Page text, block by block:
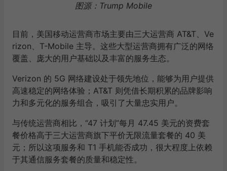
图源：Trump Mobile
目前，美国移动运营商市场主要由三大运营商 AT&T、Ve
rizon、T-Mobile 主导。这些大型运营商拥有广泛的网络
覆盖、庞大的用户基础以及丰富的服务生态。
Verizon 的 5G 网络建设处于领先地位，能够为用户提供
高速稳定的网络体验；AT&T 则凭借长期积累的品牌影响
力和多元化的服务组合，吸引了大量忠实用户。
与传统运营商相比，“47 计划”每月 47.45 美元的资费套
餐价格高于三大运营商旗下平价无限流量套餐的 40 美
元；所以这项服务和 T1 手机能否成功，很大程度上依赖
于其通信服务套餐的质量和稳定性。